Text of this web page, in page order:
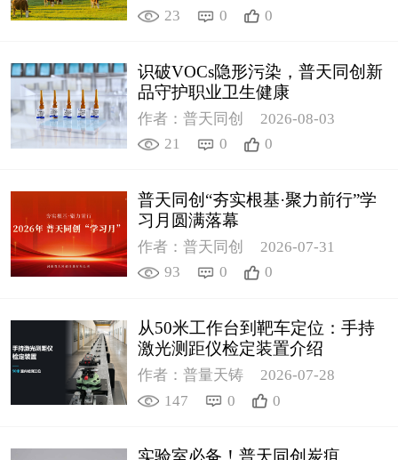
23
0 0
识破VOCs隐形污染，普天同创新
品守护职业卫生健康
作者：普天同创
2026-08-03
21
0 0
普天同创“夯实根基·聚力前行”学
习月圆满落幕
作者：普天同创
2026-07-31
93
0 0
从50米工作台到靶车定位：手持
激光测距仪检定装置介绍
作者：普量天铸
2026-07-28
147
0 0